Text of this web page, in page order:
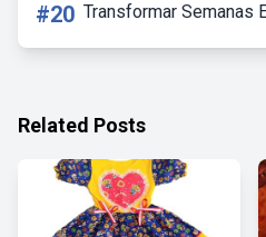
#20 Transformar Semanas
Related Posts